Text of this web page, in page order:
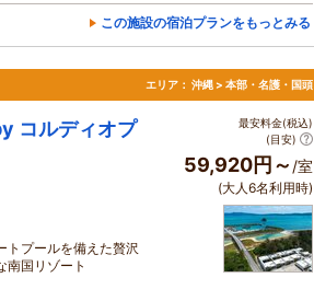
この施設の宿泊プランをもっとみる
エリア： 沖縄 > 本部・名護・国頭
コルディオプ
トプールを備えた贅沢
南国リゾート
最安料金(税込)
(目安)
59,920円～ /室
(大人6名利用時)